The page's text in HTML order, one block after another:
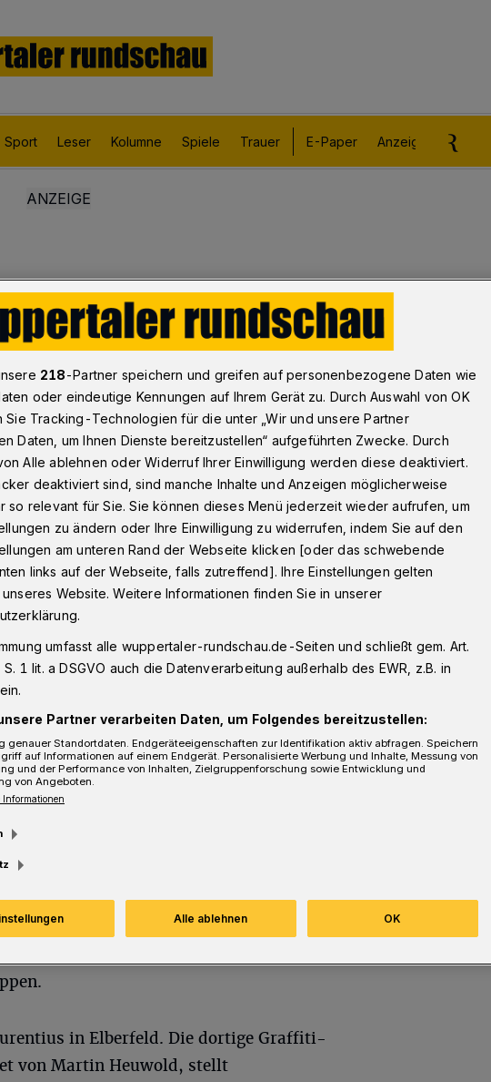
Sport Leser Kolumne Spiele Trauer E-Paper Anzeigen aufgeben
Krippen
Krippen
stehen im Mittelpunkt von zwei
Marketing am 3. und 6. Januar 2016.
zu Wuppertaler Krippen" führt
am Mittwoch (6.
zu
in Elberfeld. Die dortige Graffiti-
von Martin Heuwold, stellt
218-Partner speichern und greifen auf personenbezogene Daten wie
oder eindeutige Kennungen auf Ihrem Gerät zu. Durch Auswahl von OK
Sie Tracking-Technologien für die unter „Wir und unsere Partner
Daten, um Ihnen Dienste bereitzustellen“ aufgeführten Zwecke. Durch
Alle ablehnen oder Widerruf Ihrer Einwilligung werden diese deaktiviert.
deaktiviert sind, sind manche Inhalte und Anzeigen möglicherweise
so relevant für Sie. Sie können dieses Menü jederzeit wieder aufrufen, um
zu ändern oder Ihre Einwilligung zu widerrufen, indem Sie auf den
am unteren Rand der Webseite klicken [oder das schwebende
links auf der Webseite, falls zutreffend]. Ihre Einstellungen gelten
Website. Weitere Informationen finden Sie in unserer
umfasst alle wuppertaler-rundschau.de-Seiten und schließt gem. Art.
1 lit. a DSGVO auch die Datenverarbeitung außerhalb des EWR, z.B. in
Partner verarbeiten Daten, um Folgendes bereitzustellen:
genauer Standortdaten. Endgeräteeigenschaften zur Identifikation aktiv abfragen. Speichern
auf Informationen auf einem Endgerät. Personalisierte Werbung und Inhalte, Messung von
und der Performance von Inhalten, Zielgruppenforschung sowie Entwicklung und
von Angeboten.
Alle ablehnen OK